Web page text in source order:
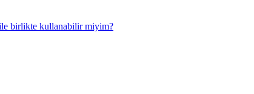
ile birlikte kullanabilir miyim?